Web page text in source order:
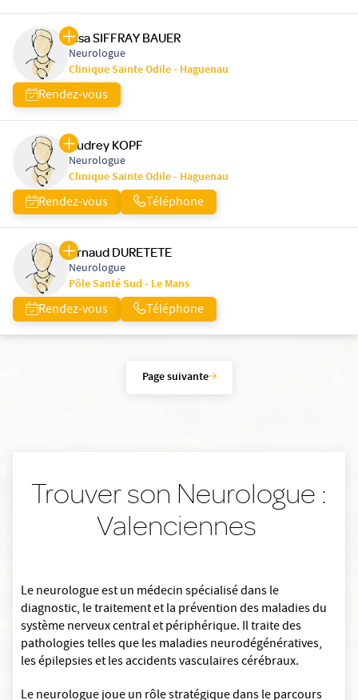
Lisa SIFFRAY BAUER
Neurologue
Clinique Sainte Odile - Haguenau
Rendez-vous
Audrey KOPF
Neurologue
Clinique Sainte Odile - Haguenau
Rendez-vous Téléphone
Arnaud DURETETE
Neurologue
Pôle Santé Sud - Le Mans
Rendez-vous Téléphone
Page suivante
Trouver son Neurologue :
Valenciennes
Le neurologue est un médecin spécialisé dans le
diagnostic, le traitement et la prévention des maladies du
système nerveux central et périphérique. Il traite des
pathologies telles que les maladies neurodégénératives,
les épilepsies et les accidents vasculaires cérébraux.
Le neurologue joue un rôle stratégique dans le parcours